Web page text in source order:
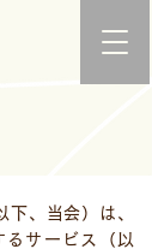
、当会）は、
サービス（以